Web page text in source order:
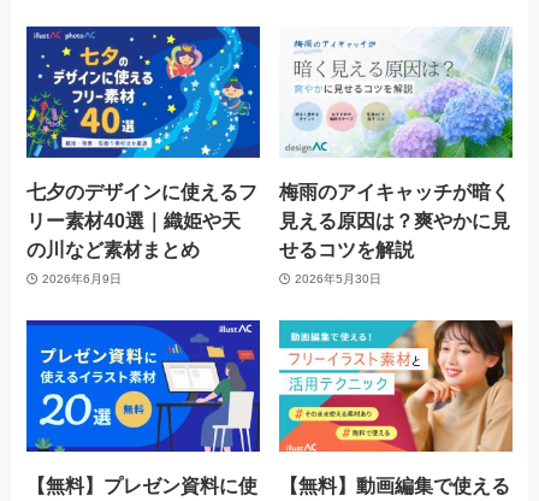
七夕のデザインに使えるフ
リー素材40選｜織姫や天
の川など素材まとめ
2026年6月9日
梅雨のアイキャッチが暗く
見える原因は？爽やかに見
せるコツを解説
2026年5月30日
【無料】プレゼン資料に使
【無料】動画編集で使える